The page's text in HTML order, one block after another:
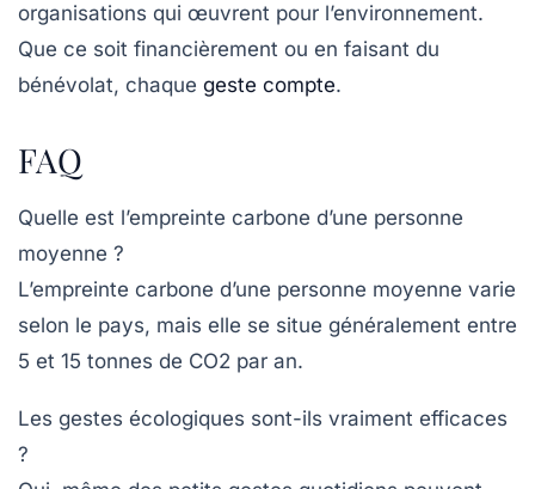
organisations qui œuvrent pour l’environnement.
Que ce soit financièrement ou en faisant du
bénévolat, chaque geste compte.
FAQ
Quelle est l’empreinte carbone d’une personne
moyenne ?
L’empreinte carbone d’une personne moyenne varie
selon le pays, mais elle se situe généralement entre
5 et 15 tonnes de CO2 par an.
Les gestes écologiques sont-ils vraiment efficaces
?